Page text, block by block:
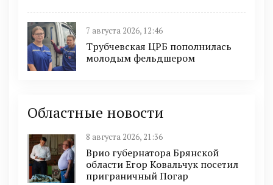
7 августа 2026, 12:46
Трубчевская ЦРБ пополнилась
молодым фельдшером
Областные новости
8 августа 2026, 21:36
Врио губернатора Брянской
области Егор Ковальчук посетил
приграничный Погар